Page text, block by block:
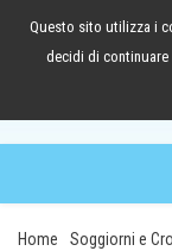
Home Soggiorni e
Questo sito utilizza i
decidi di